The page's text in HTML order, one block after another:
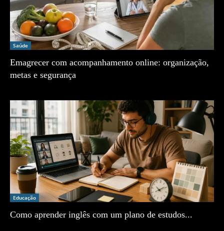
Saúde
Emagrecer com acompanhamento online: organização,
metas e segurança
Educação
Como aprender inglês com um plano de estudos...